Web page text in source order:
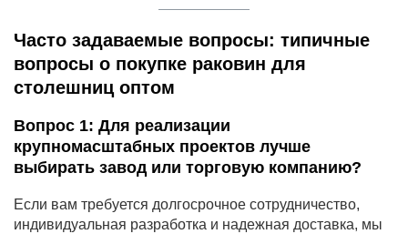
Часто задаваемые вопросы: типичные
вопросы о покупке раковин для
столешниц оптом
Вопрос 1: Для реализации
крупномасштабных проектов лучше
выбирать завод или торговую компанию?
Если вам требуется долгосрочное сотрудничество,
индивидуальная разработка и надежная доставка, мы